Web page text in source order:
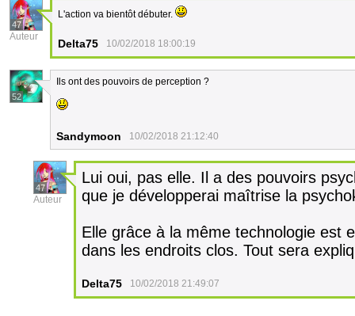
47
Auteur
L'action va bientôt débuter.
Delta75 10/02/2018 18:00:19
52
Ils ont des pouvoirs de perception ?
Sandymoon 10/02/2018 21:12:40
47
Auteur
Lui oui, pas elle. Il a des pouvoirs
que je développerai maîtrise la
Elle grâce à la même technologie est
dans les endroits clos. Tout sera
Delta75 10/02/2018 21:49:07